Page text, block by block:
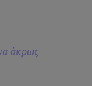
άκρως